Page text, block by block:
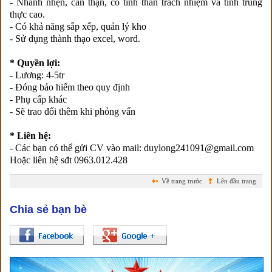
thực cao.
- Có khả năng sắp xếp, quản lý kho
- Sử dụng thành thạo excel, word.
* Quyền lợi:
- Lương: 4-5tr
- Đóng bảo hiểm theo quy định
- Phụ cấp khác
- Sẽ trao đổi thêm khi phỏng vấn
* Liên hệ:
- Các bạn có thể gửi CV vào mail: duylong241091@gmail.com
Hoặc liên hệ sđt 0963.012.428
Lên đầu trang
Về trang trước
Chia sẻ bạn bè